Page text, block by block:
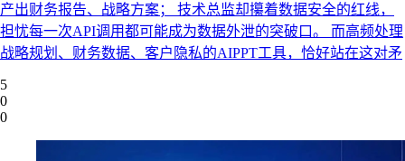
产出财务报告、战略方案； 技术总监却攥着数据安全的红线，
担忧每一次API调用都可能成为数据外泄的突破口。 而高频处理
战略规划、财务数据、客户隐私的AIPPT工具，恰好站在这对矛
5
0
0